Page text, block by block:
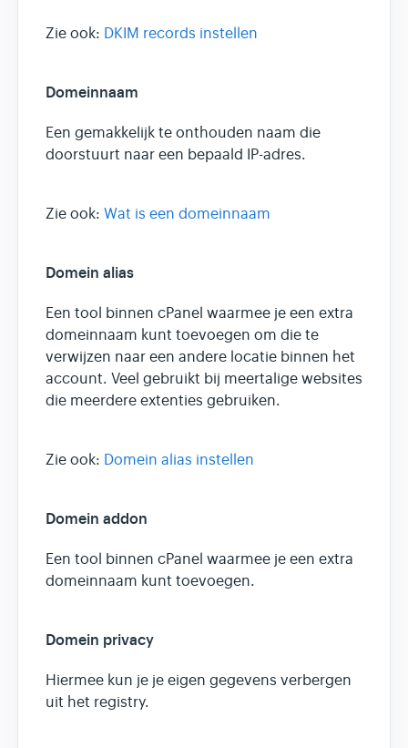
Zie ook: DKIM records instellen
Domeinnaam
Een gemakkelijk te onthouden naam die
doorstuurt naar een bepaald IP-adres.
Zie ook: Wat is een domeinnaam
Domein alias
Een tool binnen cPanel waarmee je een extra
domeinnaam kunt toevoegen om die te
verwijzen naar een andere locatie binnen het
account. Veel gebruikt bij meertalige websites
die meerdere extenties gebruiken.
Zie ook: Domein alias instellen
Domein addon
Een tool binnen cPanel waarmee je een extra
domeinnaam kunt toevoegen.
Domein privacy
Hiermee kun je je eigen gegevens verbergen
uit het registry.